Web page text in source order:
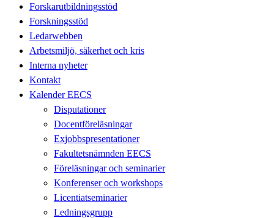
Forskarutbildningsstöd
Forskningsstöd
Ledarwebben
Arbetsmiljö, säkerhet och kris
Interna nyheter
Kontakt
Kalender EECS
Disputationer
Docentföreläsningar
Exjobbspresentationer
Fakultetsnämnden EECS
Föreläsningar och seminarier
Konferenser och workshops
Licentiatseminarier
Ledningsgrupp